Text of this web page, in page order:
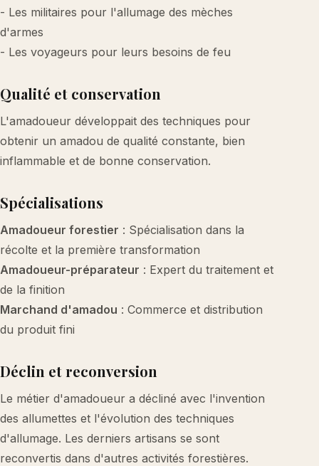
- Les militaires pour l'allumage des mèches
d'armes
- Les voyageurs pour leurs besoins de feu
Qualité et conservation
L'amadoueur développait des techniques pour
obtenir un amadou de qualité constante, bien
inflammable et de bonne conservation.
Spécialisations
Amadoueur forestier : Spécialisation dans la
récolte et la première transformation
Amadoueur-préparateur : Expert du traitement et
de la finition
Marchand d'amadou : Commerce et distribution
du produit fini
Déclin et reconversion
Le métier d'amadoueur a décliné avec l'invention
des allumettes et l'évolution des techniques
d'allumage. Les derniers artisans se sont
reconvertis dans d'autres activités forestières.